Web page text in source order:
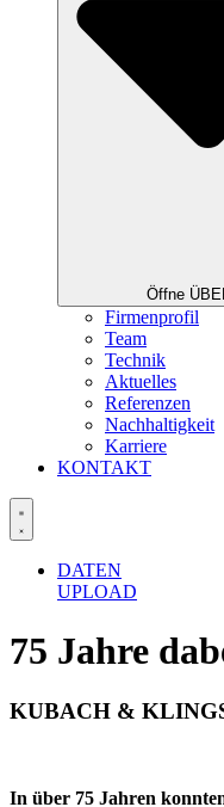
Öffne
Firmenprofil
Team
Technik
Aktuelles
Referenzen
Nachhaltigkeit
Karriere
KONTAKT
DATEN
UPLOAD
75 Jahre
KUBACH &
In über 75 Jahren